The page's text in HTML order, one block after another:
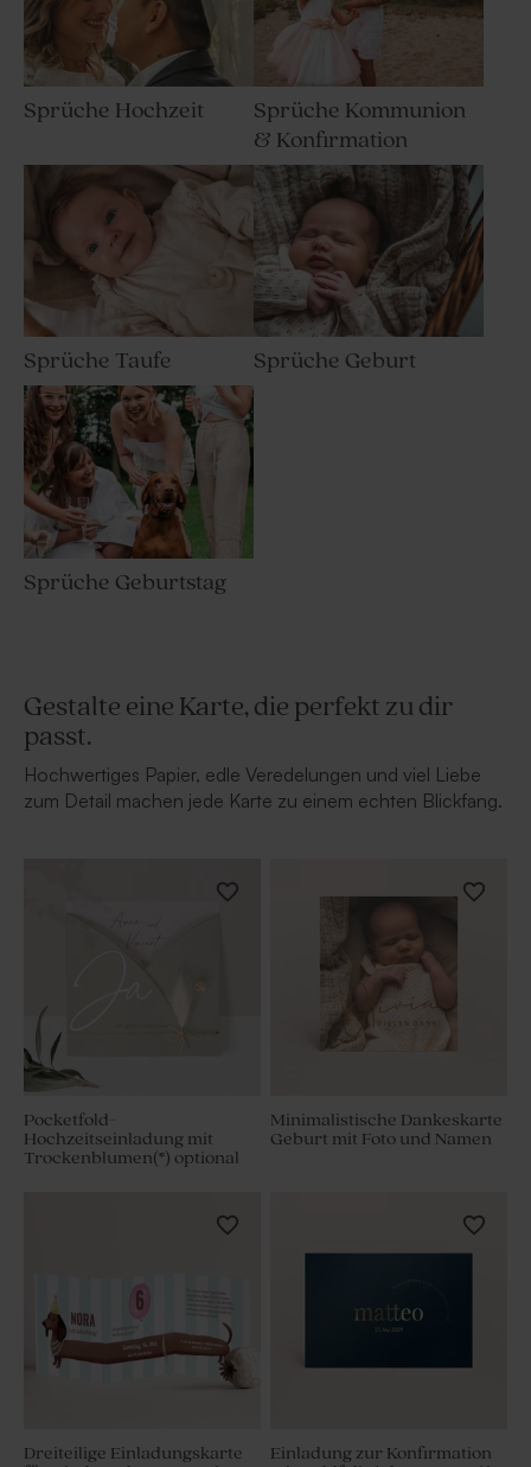
Sprüche Hochzeit
Sprüche Kommunion
& Konfirmation
Sprüche Taufe Sprüche Geburt
Sprüche Geburtstag
Gestalte eine Karte, die perfekt zu dir
passt.
Hochwertiges Papier, edle Veredelungen und viel Liebe
zum Detail machen jede Karte zu einem echten Blickfang.
Pocketfold-
Hochzeitseinladung mit
Trockenblumen(*) optional
Minimalistische Dankeskarte
Geburt mit Foto und Namen
Dreiteilige Einladungskarte
Einladung zur Konfirmation